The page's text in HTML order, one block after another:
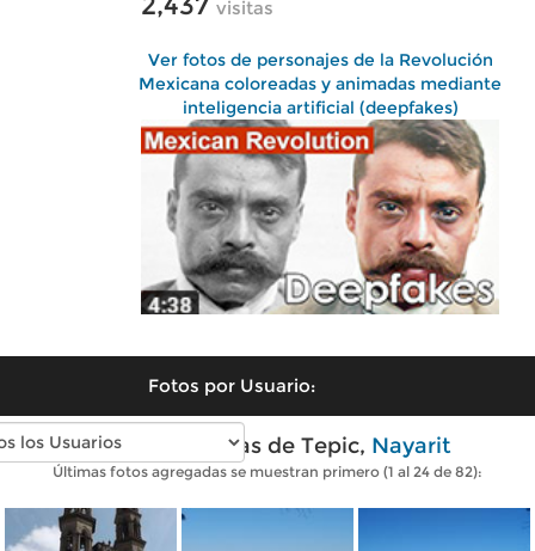
visitas
Ver fotos de personajes de la Revolución
Mexicana coloreadas y animadas mediante
inteligencia artificial (deepfakes)
Fotos por Usuario:
Fotos modernas de Tepic, Nayarit
Últimas fotos agregadas se muestran primero (1 al 24 de 82):